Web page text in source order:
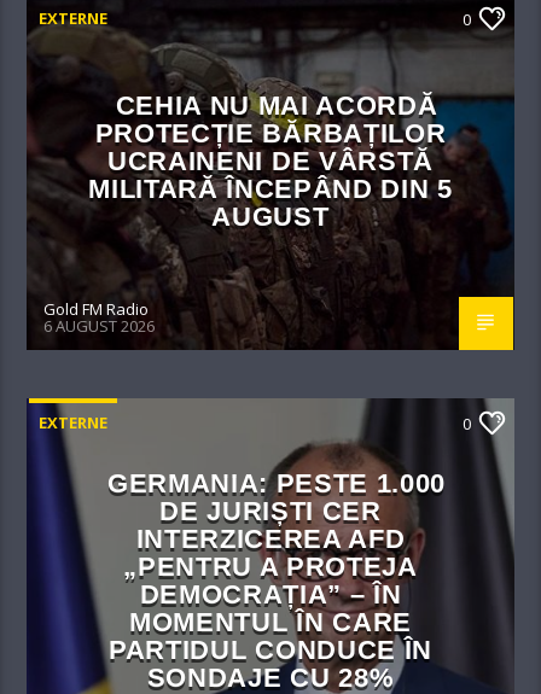
EXTERNE 0
CEHIA NU MAI ACORDĂ
PROTECȚIE BĂRBAȚILOR
UCRAINENI DE VÂRSTĂ
MILITARĂ ÎNCEPÂND DIN 5
AUGUST
Gold FM Radio
6 AUGUST 2026
EXTERNE 0
GERMANIA: PESTE 1.000
DE JURIȘTI CER
INTERZICEREA AFD
„PENTRU A PROTEJA
DEMOCRAȚIA” – ÎN
MOMENTUL ÎN CARE
PARTIDUL CONDUCE ÎN
SONDAJE CU 28%